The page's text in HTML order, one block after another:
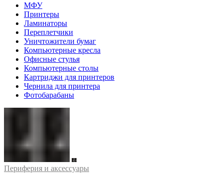
МФУ
Принтеры
Ламинаторы
Переплетчики
Уничтожители бумаг
Компьютерные кресла
Офисные стулья
Компьютерные столы
Картриджи для принтеров
Чернила для принтера
Фотобарабаны
Периферия и аксессуары